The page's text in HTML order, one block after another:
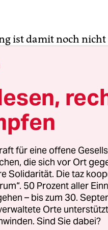
ist damit noch nicht
während Polizei
auf unbestimmte
Bremen
verlor die
Verteidiger
auftrat,
Er wirft den
Die
für eine offene
die sich vor Ort
Solidarität. Die taz
50 Prozent aller
– bis zum 30.
Orte
Sind Sie dabei?